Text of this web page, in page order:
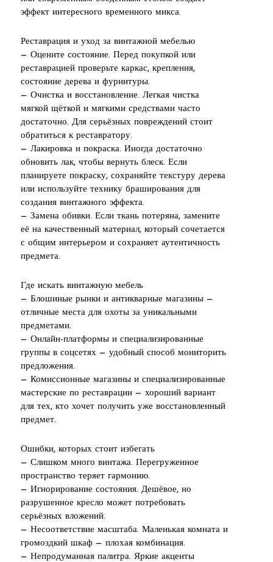
эффект интересного временного микса.
Реставрация и уход за винтажной мебелью
— Оцените состояние. Перед покупкой или
реставрацией проверьте каркас, крепления,
состояние дерева и фурнитуры.
— Очистка и восстановление. Легкая чистка
мягкой щёткой и мягкими средствами часто
достаточно. Для серьёзных повреждений стоит
обратиться к реставратору.
— Лакировка и покраска. Иногда достаточно
обновить лак, чтобы вернуть блеск. Если
планируете покраску, сохраняйте текстуру дерева
или используйте технику браширования для
создания винтажного эффекта.
— Замена обивки. Если ткань потеряна, замените
её на качественный материал, который сочетается
с общим интерьером и сохраняет аутентичность
предмета.
Где искать винтажную мебель
— Блошиные рынки и антикварные магазины —
отличные места для охоты за уникальными
предметами.
— Онлайн-платформы и специализированные
группы в соцсетях — удобный способ мониторить
предложения.
— Комиссионные магазины и специализированные
мастерские по реставрации — хороший вариант
для тех, кто хочет получить уже восстановленный
предмет.
Ошибки, которых стоит избегать
— Слишком много винтажа. Перегруженное
пространство теряет гармонию.
— Игнорирование состояния. Дешёвое, но
разрушенное кресло может потребовать
серьёзных вложений.
— Несоответствие масштаба. Маленькая комната и
громоздкий шкаф — плохая комбинация.
— Непродуманная палитра. Яркие акценты